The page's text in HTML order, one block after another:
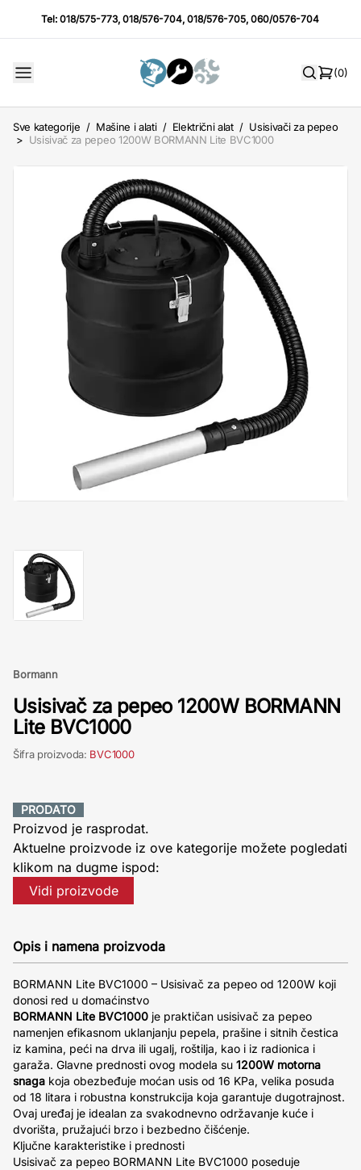
Tel:018/575-773,018/576-704,018/576-705,060/0576-704
(0)
Sve kategorije / Mašine i alati / Električni alat / Usisivači za pepeo
> Usisivač za pepeo 1200W BORMANN Lite BVC1000
Bormann
Usisivač za pepeo 1200W BORMANN
Lite BVC1000
Šifra proizvoda: BVC1000
PRODATO
Proizvod je rasprodat.
Aktuelne proizvode iz ove kategorije možete pogledati
klikom na dugme ispod:
Vidi proizvode
Opis i namena proizvoda
BORMANN Lite BVC1000 – Usisivač za pepeo od 1200W koji
donosi red u domaćinstvo
BORMANN Lite BVC1000 je praktičan usisivač za pepeo
namenjen efikasnom uklanjanju pepela, prašine i sitnih čestica
iz kamina, peći na drva ili ugalj, roštilja, kao i iz radionica i
garaža. Glavne prednosti ovog modela su 1200W motorna
snaga koja obezbeđuje moćan usis od 16 KPa, velika posuda
od 18 litara i robustna konstrukcija koja garantuje dugotrajnost.
Ovaj uređaj je idealan za svakodnevno održavanje kuće i
dvorišta, pružajući brzo i bezbedno čišćenje.
Ključne karakteristike i prednosti
Usisivač za pepeo BORMANN Lite BVC1000 poseduje